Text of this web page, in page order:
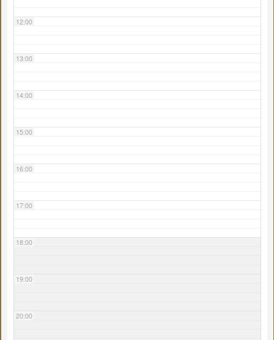
12:00
13:00
14:00
15:00
16:00
17:00
18:00
19:00
20:00